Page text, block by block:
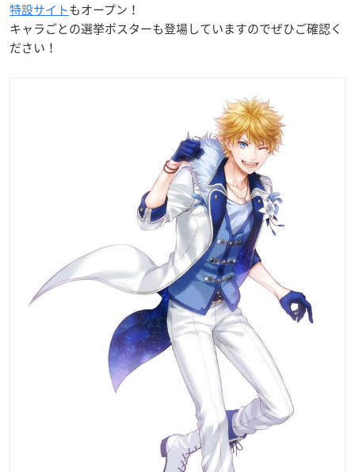
特設サイトもオープン！
キャラごとの選挙ポスターも登場していますのでぜひご確認く
ださい！